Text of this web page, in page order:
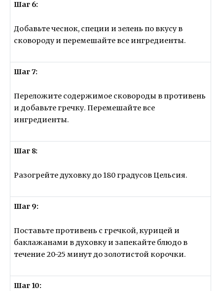
Шаг 6:
Добавьте чеснок, специи и зелень по вкусу в
сковороду и перемешайте все ингредиенты.
Шаг 7:
Переложите содержимое сковороды в противень
и добавьте гречку. Перемешайте все
ингредиенты.
Шаг 8:
Разогрейте духовку до 180 градусов Цельсия.
Шаг 9:
Поставьте противень с гречкой, курицей и
баклажанами в духовку и запекайте блюдо в
течение 20-25 минут до золотистой корочки.
Шаг 10: